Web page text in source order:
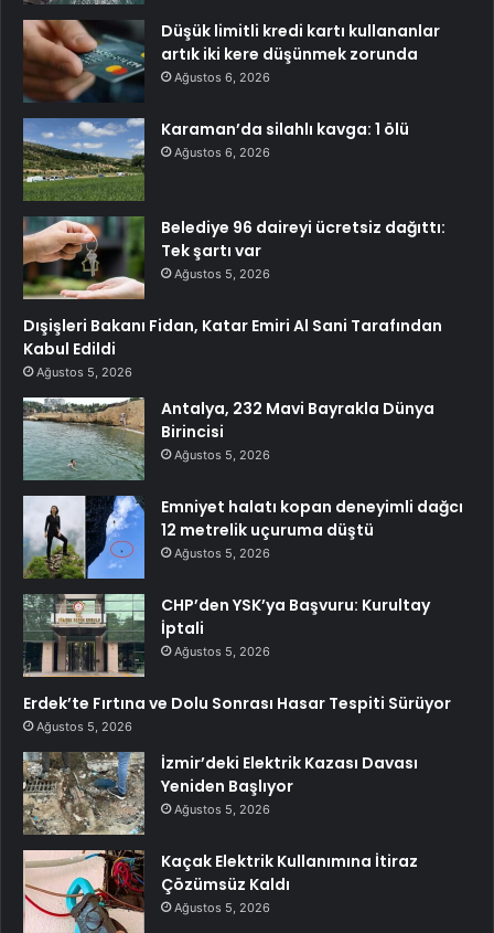
Düşük limitli kredi kartı kullananlar
artık iki kere düşünmek zorunda
Ağustos 6, 2026
Karaman’da silahlı kavga: 1 ölü
Ağustos 6, 2026
Belediye 96 daireyi ücretsiz dağıttı:
Tek şartı var
Ağustos 5, 2026
Dışişleri Bakanı Fidan, Katar Emiri Al Sani Tarafından
Kabul Edildi
Ağustos 5, 2026
Antalya, 232 Mavi Bayrakla Dünya
Birincisi
Ağustos 5, 2026
Emniyet halatı kopan deneyimli dağcı
12 metrelik uçuruma düştü
Ağustos 5, 2026
CHP’den YSK’ya Başvuru: Kurultay
İptali
Ağustos 5, 2026
Erdek’te Fırtına ve Dolu Sonrası Hasar Tespiti Sürüyor
Ağustos 5, 2026
İzmir’deki Elektrik Kazası Davası
Yeniden Başlıyor
Ağustos 5, 2026
Kaçak Elektrik Kullanımına İtiraz
Çözümsüz Kaldı
Ağustos 5, 2026